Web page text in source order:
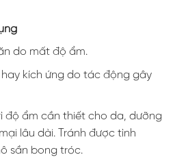
do mất độ ẩm.
kích ứng do tác động gây
độ ẩm cần thiết cho da, dưỡng
lâu dài. Tránh được tình
sần bong tróc.